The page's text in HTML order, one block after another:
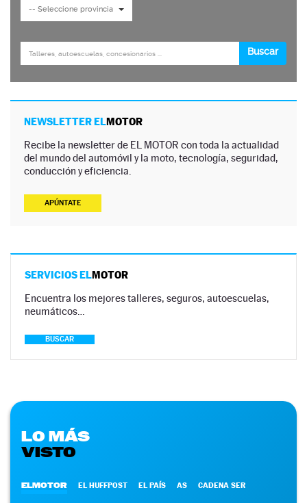
NEWSLETTER ELMOTOR
Recibe la newsletter de EL MOTOR con toda la actualidad
del mundo del automóvil y la moto, tecnología, seguridad,
conducción y eficiencia.
APÚNTATE
SERVICIOS ELMOTOR
Encuentra los mejores talleres, seguros, autoescuelas,
neumáticos…
BUSCAR
LO MÁS
VISTO
ELMOTOR EL HUFFPOST EL PAÍS AS CADENA SER